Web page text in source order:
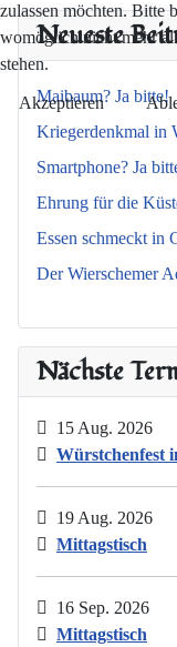
Neueste
Maibaum? Ja bitte!
Kriegerdenkmal in
Smartphone? Ja
Ehrung für die
Essen schmeckt in
Der Wierschemer
Nächste
15 Aug. 2026
Würstchenfest
19 Aug. 2026
Mittagstisch
16 Sep. 2026
Mittagstisch
zulassen möchten. Bitte
womöglich nicht mehr
stehen.
Akzeptieren